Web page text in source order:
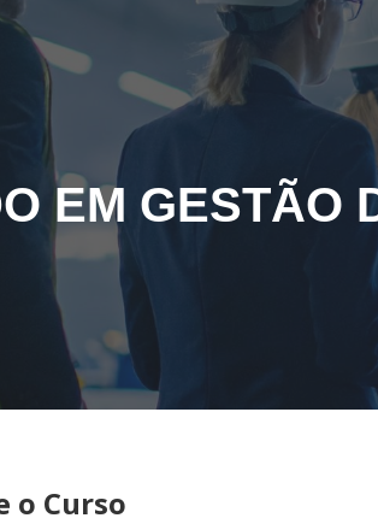
Skip to main content
EM GESTÃO
o Curso